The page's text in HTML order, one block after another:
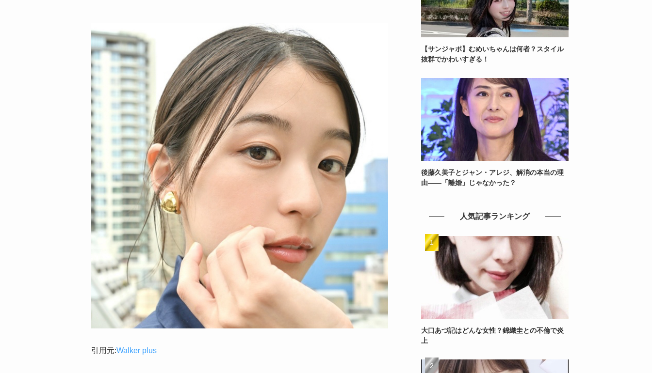
引用元:Walker plus
【サンジャポ】むめいちゃんは何者？スタイル
抜群でかわいすぎる！
後藤久美子とジャン・アレジ、解消の本当の理
由——「離婚」じゃなかった？
人気記事ランキング
大口あづ記はどんな女性？錦織圭との不倫で炎
上